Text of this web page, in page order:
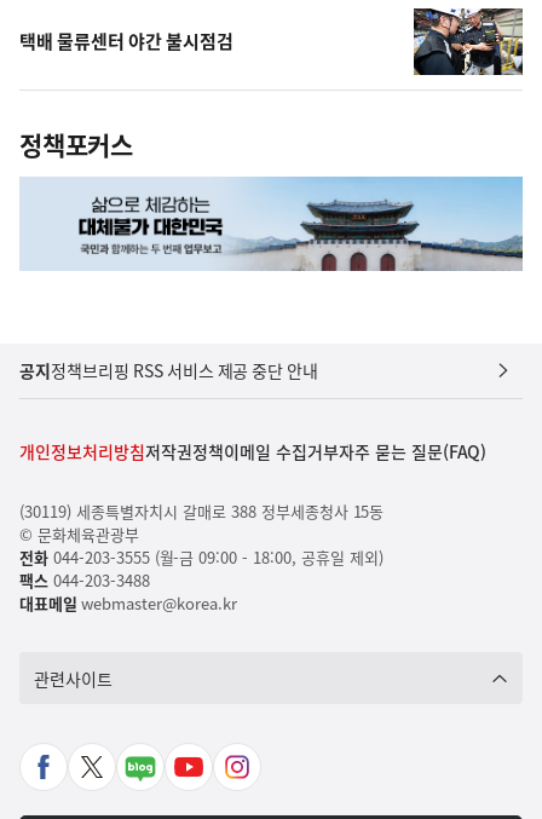
택배 물류센터 야간 불시점검
정책포커스
공지정책브리핑 RSS 서비스 제공 중단 안내
개인정보처리방침저작권정책이메일 수집거부자주 묻는 질문(FAQ)
(30119) 세종특별자치시 갈매로 388 정부세종청사 15동
© 문화체육관광부
전화044-203-3555 (월-금 09:00 - 18:00, 공휴일 제외)
팩스044-203-3488
대표메일 webmaster@korea.kr
관련사이트
페
X
네
유
인